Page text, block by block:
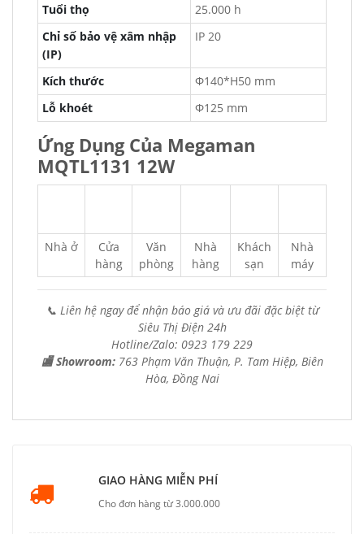
Tuổi thọ
25.000 h
Chỉ số bảo vệ xâm nhập
(IP)
IP 20
Kích thước
Φ140*H50 mm
Lỗ khoét
Φ125 mm
Ứng Dụng Của Megaman
MQTL1131 12W
Nhà ở
Cửa
hàng
Văn
phòng
Nhà
hàng
Khách
sạn
Nhà
máy
📞 Liên hệ ngay để nhận báo giá và ưu đãi đặc biệt từ
Siêu Thị Điện 24h
Hotline/Zalo: 0923 179 229
🏬 Showroom: 763 Phạm Văn Thuận, P. Tam Hiệp, Biên
Hòa, Đồng Nai
GIAO HÀNG MIỄN PHÍ
Cho đơn hàng từ 3.000.000